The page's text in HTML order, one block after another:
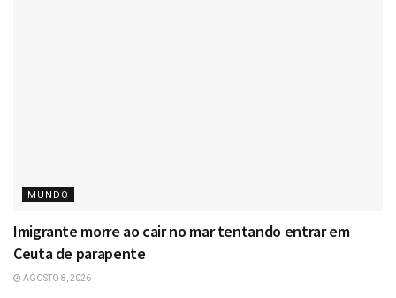
MUNDO
Imigrante morre ao cair no mar tentando entrar em
Ceuta de parapente
AGOSTO 8, 2026